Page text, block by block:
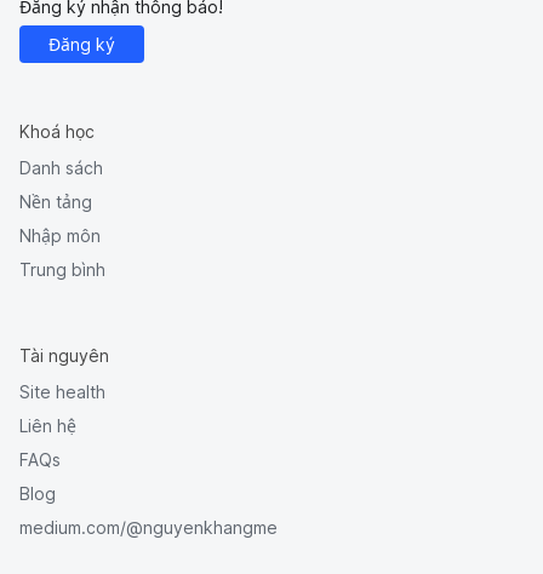
Đăng ký nhận thông báo!
Đăng ký
Khoá học
Danh sách
Nền tảng
Nhập môn
Trung bình
Tài nguyên
Site health
Liên hệ
FAQs
Blog
medium.com/@nguyenkhangme